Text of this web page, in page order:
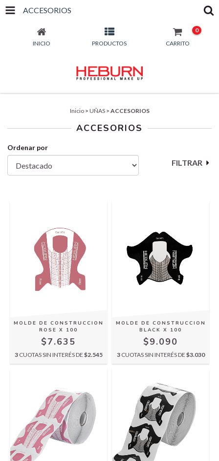
ACCESORIOS
INICIO PRODUCTOS CARRITO
0
Inicio > UÑAS > ACCESORIOS
ACCESORIOS
Ordenar por
FILTRAR
MOLDE DE CONSTRUCCION
ROSE X 100
$7.635
3 CUOTAS SIN INTERÉS DE $2.545
MOLDE DE CONSTRUCCION
BLACK X 100
$9.090
3 CUOTAS SIN INTERÉS DE $3.030